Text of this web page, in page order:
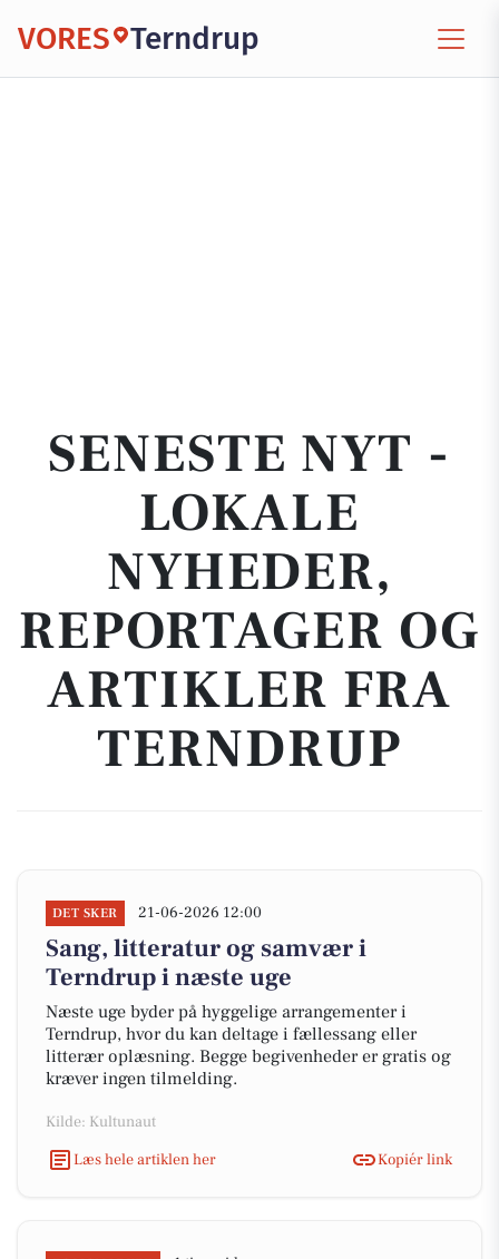
VORES Terndrup
SENESTE NYT -
LOKALE
NYHEDER,
REPORTAGER OG
ARTIKLER FRA
TERNDRUP
DET SKER 21-06-2026 12:00
Sang, litteratur og samvær i
Terndrup i næste uge
Næste uge byder på hyggelige arrangementer i
Terndrup, hvor du kan deltage i fællessang eller
litterær oplæsning. Begge begivenheder er gratis og
kræver ingen tilmelding.
Kilde: Kultunaut
Læs hele artiklen her
Kopiér link